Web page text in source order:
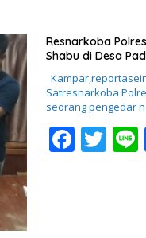
e
b
o
o
k
itt
er
Resnarkoba
Shabu di Desa
Satresnarkoba
seorang pengedar
F T